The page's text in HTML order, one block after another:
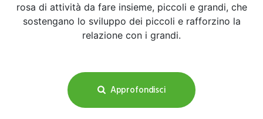
rosa di attività da fare insieme, piccoli e grandi, che
sostengano lo sviluppo dei piccoli e rafforzino la
relazione con i grandi.
Approfondisci